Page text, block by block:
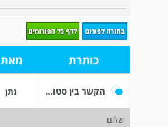
כותרת מאת
הקשר בין סטורציה נמוכה לבעיה לבבית נתן
שלום